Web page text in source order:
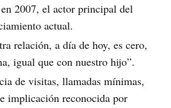
2007, el actor principal del
actual.
relación, a día de hoy, es cero,
igual que con nuestro hijo”.
de visitas, llamadas mínimas,
implicación reconocida por